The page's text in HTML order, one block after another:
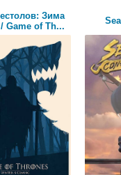
Зима
Game of Th...